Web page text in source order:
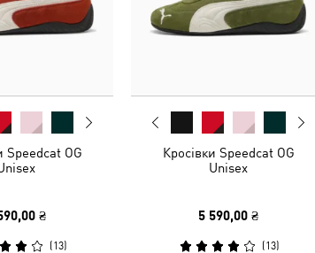
Speedcat OG
₴
(13)
Кросівки Speedcat OG
Unisex
5 590,00 ₴
(13)